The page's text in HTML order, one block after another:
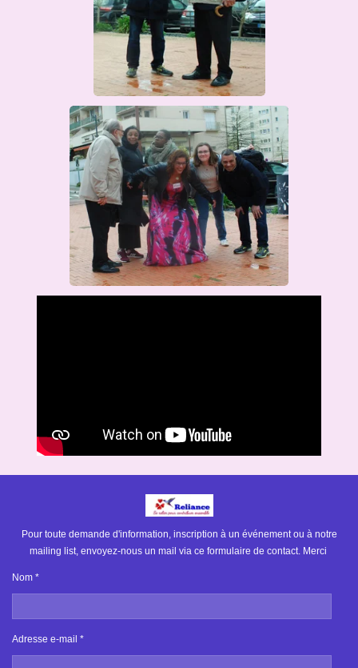
Pour toute demande d'information, inscription à un événement ou à notre
mailing list, envoyez-nous un mail via ce formulaire de contact. Merci
Nom *
Adresse e-mail *